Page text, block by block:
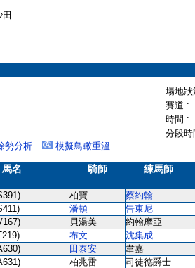
場地
賽道 :
時間 :
分段
勢分析 模擬鳥瞰重溫
馬名 騎師 練馬師
柏寶 蔡約翰
潘頓 告東尼
貝湯美 約翰摩亞
布文 沈集成
田泰安 韋嘉
柏兆雷 司徒德爵士